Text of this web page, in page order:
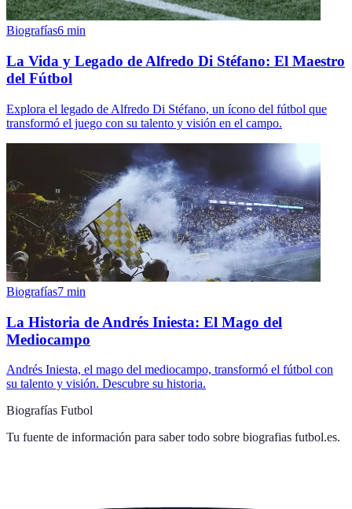
Biografías6 min
La Vida y Legado de Alfredo Di Stéfano: El Maestro
del Fútbol
Explora el legado de Alfredo Di Stéfano, un ícono del fútbol que
transformó el juego con su talento y visión en el campo.
Biografías7 min
La Historia de Andrés Iniesta: El Mago del
Mediocampo
Andrés Iniesta, el mago del mediocampo, transformó el fútbol con
su talento y visión. Descubre su historia.
Biografías Futbol
Tu fuente de información para saber todo sobre biografias futbol.es.